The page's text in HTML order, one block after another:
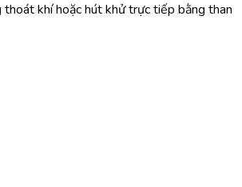
khí hoặc hút khử trực tiếp bằng than